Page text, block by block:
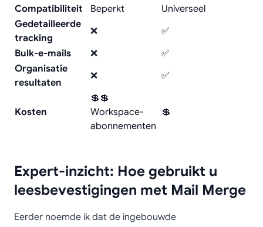
Compatibiliteit
Beperkt
Universeel
Gedetailleerde
tracking
❌
✅
Bulk-e-mails
❌
✅
Organisatie
resultaten
❌ ✅
Kosten
💲💲
Workspace-
abonnementen
💲
Expert-inzicht: Hoe gebruikt u
leesbevestigingen met Mail Merge
Eerder noemde ik dat de ingebouwde